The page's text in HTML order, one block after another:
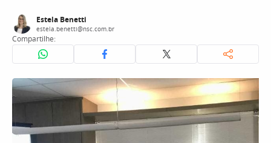
Estela Benetti
estela.benetti@nsc.com.br
Compartilhe: